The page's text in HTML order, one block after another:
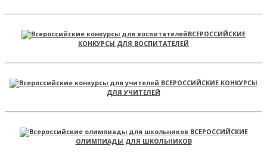
ВСЕРОССИЙСКИЕ
КОНКУРСЫ ДЛЯ ВОСПИТАТЕЛЕЙ
ВСЕРОССИЙСКИЕ КОНКУРСЫ
ДЛЯ УЧИТЕЛЕЙ
ВСЕРОССИЙСКИЕ
ОЛИМПИАДЫ ДЛЯ ШКОЛЬНИКОВ